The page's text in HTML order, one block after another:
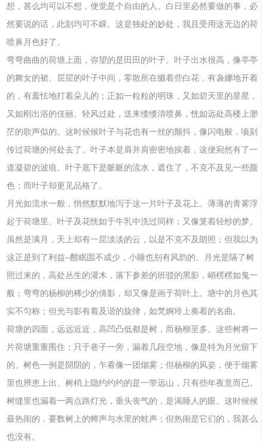
想，甚么均可以不想，便觉是个自由的人。白日里必然要做的事，必
然要说的话，此刻均可不睬。这是独处的妙处，我且受用这无边的荷
喷鼻月色好了。
弯弯曲曲的荷塘上面，弥望的是田田的叶子。叶子出水很高，像亭亭
的舞女的裙。层层的叶子中间，零散所在缀着些白花，有袅娜地开着
的，有羞怯地打着朵儿的；正如一粒粒的明珠，又如碧天里的星星，
又如刚出浴的佳丽。轻风过处，送来缕缕清喷鼻，恍如远处高楼上渺
茫的歌声似的。这时候候叶子与花也有一丝的颤抖，像闪电般，顷刻
传过荷塘的何处去了。叶子本是肩并肩密密地挨着，这便宛然有了一
道凝碧的波痕。叶子底下是眽眽的流水，遮住了，不克不及见一些颜
色；而叶子却更见品格了。
月光如流水一般，悄然默默地泻于这一片叶子及花上。薄薄的青雾浮
起于荷塘里。叶子及花恍如于牛乳中洗过同样；又像笼着轻纱的梦。
虽然是满月，天上却有一层淡淡的云，以是不克不及朗照；但我以为
这正是到了利益–酣眠固不成少，小睡也别有风韵的。月光是隔了树
照过来的，高处丛生的灌木，落下参差的班驳的黑影，峭楞楞如鬼一
般；弯弯的杨柳的稀少的倩影，却又像是画于荷叶上。塘中的月色其
实不匀称；但光与影有着及谐的旋律，如梵婀玲上奏着的名曲。
荷塘的四面，远远近近，高凹凸低都是树，而杨柳至多。这些树将一
片荷塘重重围住；只于巷子一旁，漏着几段空地，像是特为月光留下
的。树色一例是阴阴的，乍看像一团烟雾；但杨柳的风姿，便于烟雾
里也辨患上出。树梢上隐约约约的是一带远山，只有些年夜意而已。
树缝里也漏着一两点路灯光，垂头丧气的，是渴睡人的眼。这时候候
最热闹的，要数树上的蝉声与水里的蛙声；但热闹是它们的，我甚么
也没有。